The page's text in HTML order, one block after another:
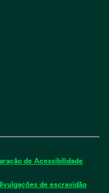
de Acessibilidade
de escravidão